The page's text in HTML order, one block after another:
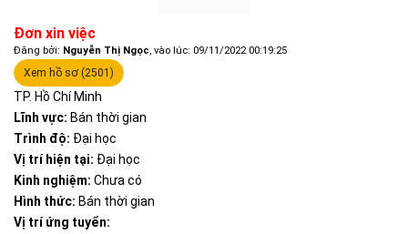
Đơn xin việc
Đăng bởi: Nguyễn Thị Ngọc, vào lúc: 09/11/2022 00:19:25
Xem hồ sơ (2501)
TP. Hồ Chí Minh
Lĩnh vực: Bán thời gian
Trình độ: Đại học
Vị trí hiện tại: Đại học
Kinh nghiệm: Chưa có
Hình thức: Bán thời gian
Vị trí ứng tuyển: